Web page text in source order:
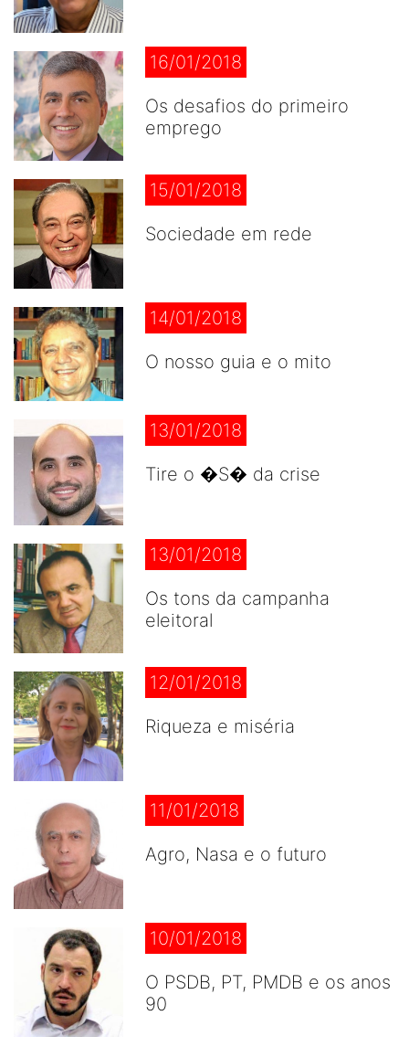
16/01/2018
Os desafios do primeiro
emprego
15/01/2018
Sociedade em rede
14/01/2018
O nosso guia e o mito
13/01/2018
Tire o �S� da crise
13/01/2018
Os tons da campanha
eleitoral
12/01/2018
Riqueza e miséria
11/01/2018
Agro, Nasa e o futuro
10/01/2018
O PSDB, PT, PMDB e os anos
90